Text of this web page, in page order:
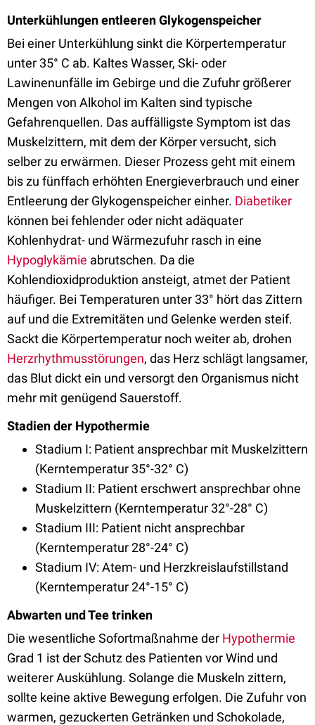
Unterkühlungen entleeren Glykogenspeicher
Bei einer Unterkühlung sinkt die Körpertemperatur
unter 35° C ab. Kaltes Wasser, Ski- oder
Lawinenunfälle im Gebirge und die Zufuhr größerer
Mengen von Alkohol im Kalten sind typische
Gefahrenquellen. Das auffälligste Symptom ist das
Muskelzittern, mit dem der Körper versucht, sich
selber zu erwärmen. Dieser Prozess geht mit einem
bis zu fünffach erhöhten Energieverbrauch und einer
Entleerung der Glykogenspeicher einher. Diabetiker
können bei fehlender oder nicht adäquater
Kohlenhydrat- und Wärmezufuhr rasch in eine
Hypoglykämie abrutschen. Da die
Kohlendioxidproduktion ansteigt, atmet der Patient
häufiger. Bei Temperaturen unter 33° hört das Zittern
auf und die Extremitäten und Gelenke werden steif.
Sackt die Körpertemperatur noch weiter ab, drohen
Herzrhythmusstörungen, das Herz schlägt langsamer,
das Blut dickt ein und versorgt den Organismus nicht
mehr mit genügend Sauerstoff.
Stadien der Hypothermie
Stadium I: Patient ansprechbar mit Muskelzittern
(Kerntemperatur 35°-32° C)
Stadium II: Patient erschwert ansprechbar ohne
Muskelzittern (Kerntemperatur 32°-28° C)
Stadium III: Patient nicht ansprechbar
(Kerntemperatur 28°-24° C)
Stadium IV: Atem- und Herzkreislaufstillstand
(Kerntemperatur 24°-15° C)
Abwarten und Tee trinken
Die wesentliche Sofortmaßnahme der Hypothermie
Grad 1 ist der Schutz des Patienten vor Wind und
weiterer Auskühlung. Solange die Muskeln zittern,
sollte keine aktive Bewegung erfolgen. Die Zufuhr von
warmen, gezuckerten Getränken und Schokolade,